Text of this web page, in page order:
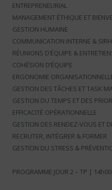
ENTREPRENEURIAL
MANAGEMENT ÉTHIQUE ET
GESTION HUMAINE
COMMUNICATION INTERNE & SIRH
RÉUNIONS D’ÉQUIPE &
COHÉSION D’ÉQUIPE
ERGONOMIE
GESTION DES TÂCHES ET TASK
GESTION DU TEMPS ET DES
EFFICACITÉ OPÉRATIONNELLE
GESTION DES RENDEZ-VOUS ET
RECRUTER, INTÉGRER & FORMER
GESTION DU STRESS &
PROGRAMME JOUR 2 – TP |